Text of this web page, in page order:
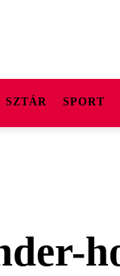
SZTÁR SPORT